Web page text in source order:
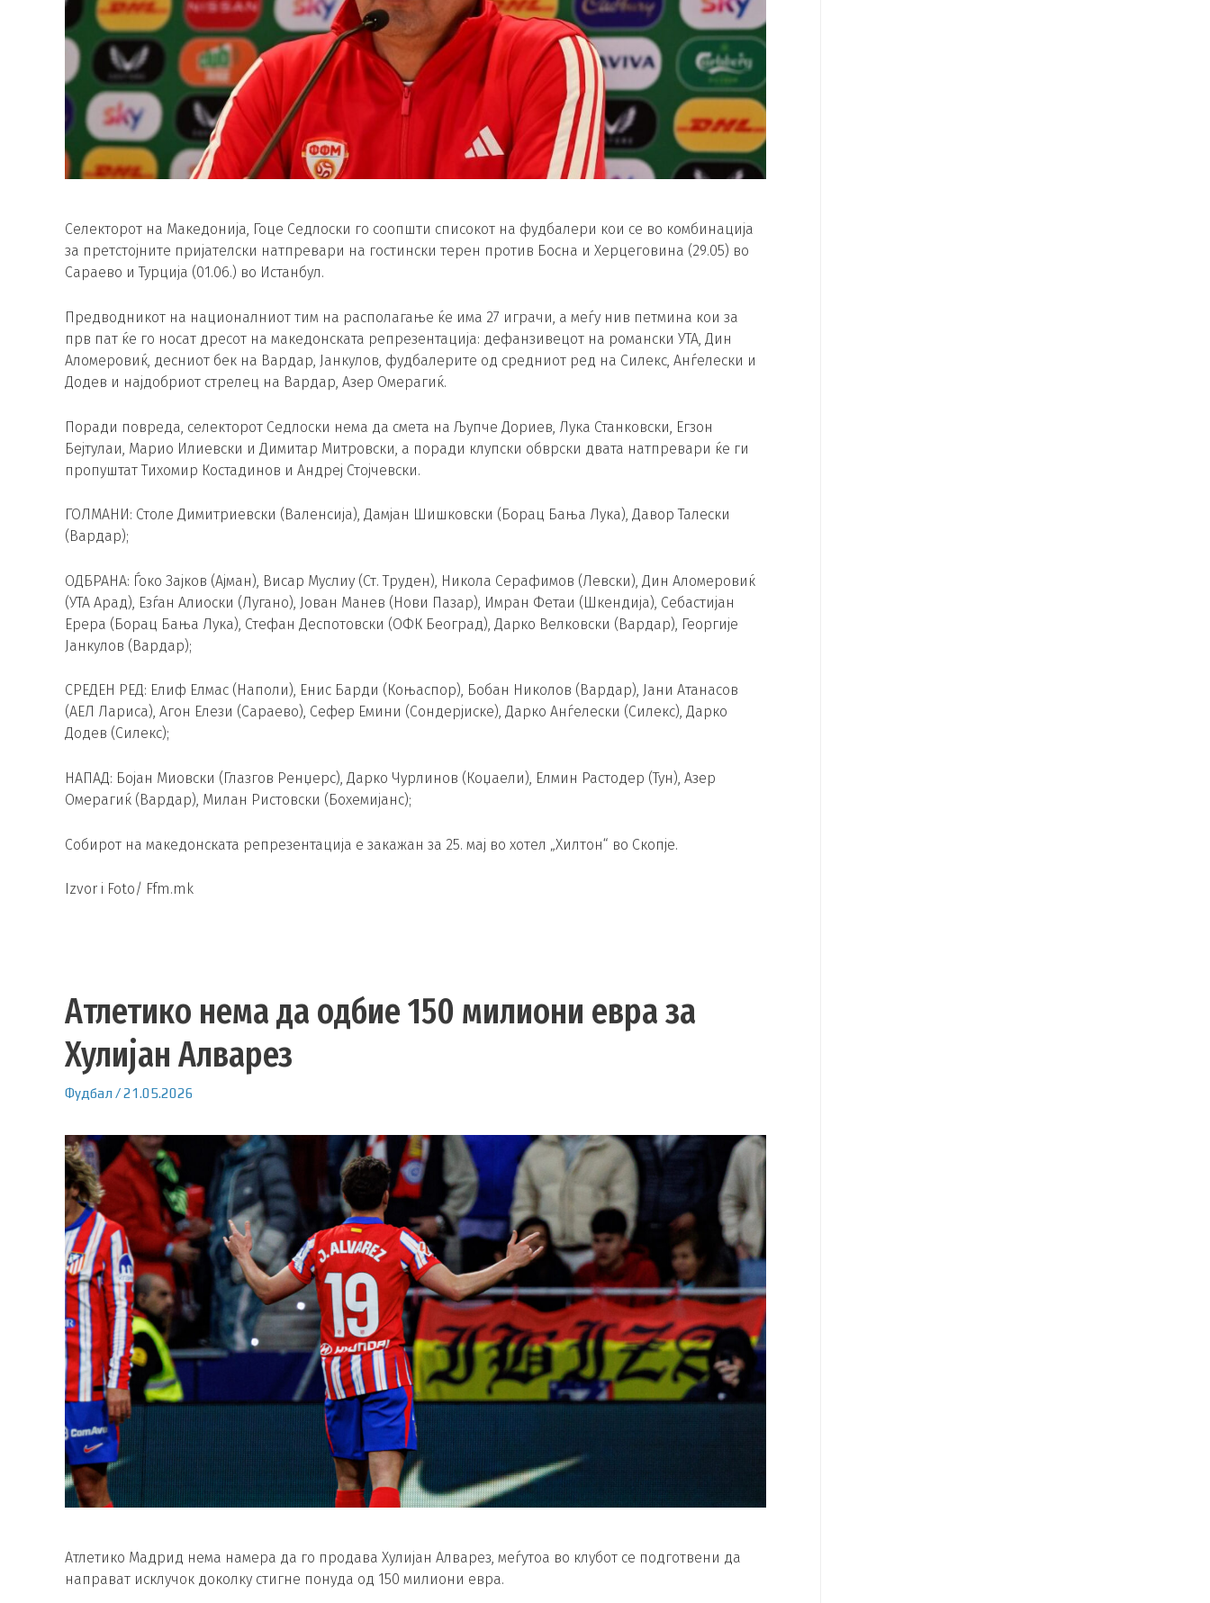
Селекторот на Македонија, Гоце Седлоски го соопшти списокот на фудбалери кои се во комбинација
за претстојните пријателски натпревари на гостински терен против Босна и Херцеговина (29.05) во
Сараево и Турција (01.06.) во Истанбул.
Предводникот на националниот тим на располагање ќе има 27 играчи, а меѓу нив петмина кои за
прв пат ќе го носат дресот на македонската репрезентација: дефанзивецот на романски УТА, Дин
Аломеровиќ, десниот бек на Вардар, Јанкулов, фудбалерите од средниот ред на Силекс, Анѓелески и
Додев и најдобриот стрелец на Вардар, Азер Омерагиќ.
Поради повреда, селекторот Седлоски нема да смета на Љупче Дориев, Лука Станковски, Егзон
Бејтулаи, Марио Илиевски и Димитар Митровски, а поради клупски обврски двата натпревари ќе ги
пропуштат Тихомир Костадинов и Андреј Стојчевски.
ГОЛМАНИ: Столе Димитриевски (Валенсија), Дамјан Шишковски (Борац Бања Лука), Давор Талески
(Вардар);
ОДБРАНА: Ѓоко Зајков (Ајман), Висар Муслиу (Ст. Труден), Никола Серафимов (Левски), Дин Аломеровиќ
(УТА Арад), Езѓан Алиоски (Лугано), Јован Манев (Нови Пазар), Имран Фетаи (Шкендија), Себастијан
Ерера (Борац Бања Лука), Стефан Деспотовски (ОФК Београд), Дарко Велковски (Вардар), Георгије
Јанкулов (Вардар);
СРЕДЕН РЕД: Елиф Елмас (Наполи), Енис Барди (Коњаспор), Бобан Николов (Вардар), Јани Атанасов
(АЕЛ Лариса), Агон Елези (Сараево), Сефер Емини (Сондерјиске), Дарко Анѓелески (Силекс), Дарко
Додев (Силекс);
НАПАД: Бојан Миовски (Глазгов Ренџерс), Дарко Чурлинов (Коџаели), Елмин Растодер (Тун), Азер
Омерагиќ (Вардар), Милан Ристовски (Бохемијанс);
Собирот на македонската репрезентација е закажан за 25. мај во хотел „Хилтон“ во Скопје.
Izvor i Foto/ Ffm.mk
Атлетико нема да одбие 150 милиони евра за
Хулијан Алварез
Фудбал /21.05.2026
Атлетико Мадрид нема намера да го продава Хулијан Алварез, меѓутоа во клубот се подготвени да
направат исклучок доколку стигне понуда од 150 милиони евра.